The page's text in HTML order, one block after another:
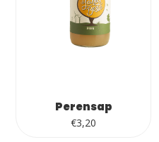
Perensap
€3,20